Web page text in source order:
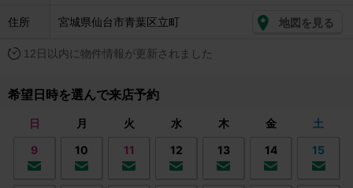
住所 宮城県仙台市青葉区立町 地図を見る
12日以内に物件情報が更新されました
希望日時を選んで来店予約
日 月 火 水 木 金
土
9
10 11 12 13 14 15